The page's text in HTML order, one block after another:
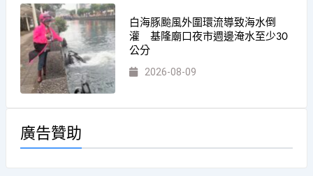
白海豚颱風外圍環流導致海水倒
灌 基隆廟口夜市週邊淹水至少30
公分
2026-08-09
廣告贊助